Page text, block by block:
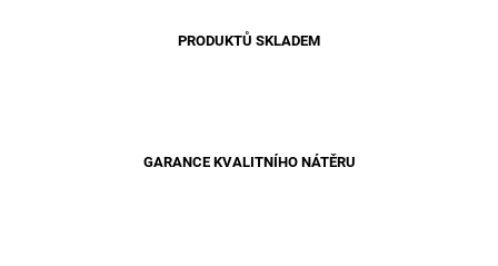
PRODUKTŮ SKLADEM
GARANCE KVALITNÍHO NÁTĚRU